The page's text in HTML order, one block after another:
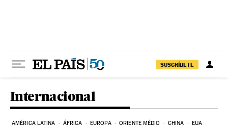
SUSCRÍBETE
Internacional
AMÉRICA LATINA ÁFRICA EUROPA ORIENTE MÉDIO CHINA EUA